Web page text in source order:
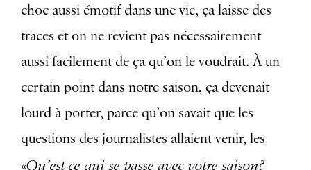
choc aussi émotif dans une vie, ça laisse des
traces et on ne revient pas nécessairement
aussi facilement de ça qu’on le voudrait. À un
certain point dans notre saison, ça devenait
lourd à porter, parce qu’on savait que les
questions des journalistes allaient venir, les
«Qu’est-ce qui se passe avec votre saison?